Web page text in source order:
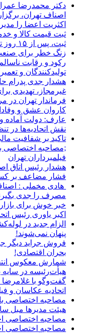
دکتر محمدرضا
اصناف تهران،
اکثریت اعضا را
ثبت، پس از ۱۵ روز تخلف محسوب می‌شود
زنگ خطر برای صنعت
رکود و رقابت
تولیدکنندگان و
هشدار جدی پدرام
غیرمجاز، تهدیدی
فرماندار تهران در
کاروان عشق و
عارف: دولت آماده
نقش اتحادیه‌ها در
تاکید بر شفافیت
;مصاحبه اختصاصی
فیلمبرداران تهران
هشدار رئیس اتاق
فشار مضاعف بر
هادی مخملی :
مصرف را جدی
اکبر یاوری رئیس
الزام جدید در
پنهان نمی‌شوند!
فروش جراید دیگر
بحران اقتصادی!
شمارش معکوس
هیأت‌رئیسه در
گفت‌وگو با
اتحادیه عکاسان و
مصاحبه اختصاصی
هیئت مدیرها مبل
مصاحبه اختصاصی
مصاحبه اختصاصی